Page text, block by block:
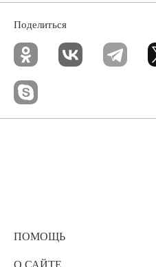
Поделиться
ПОМОЩЬ
О САЙТЕ